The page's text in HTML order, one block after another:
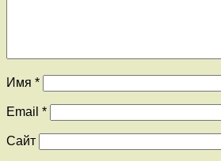
Имя *
Email *
Сайт